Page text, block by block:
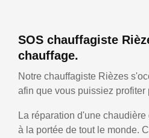
SOS chauffagiste
chauffage.
Notre chauffagiste Rièzes
afin que vous puissiez profiter
La réparation d'une
à la portée de tout le monde.